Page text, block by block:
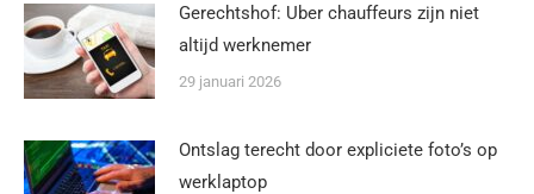
Gerechtshof: Uber chauffeurs zijn niet
altijd werknemer
29 januari 2026
Ontslag terecht door expliciete foto’s op
werklaptop